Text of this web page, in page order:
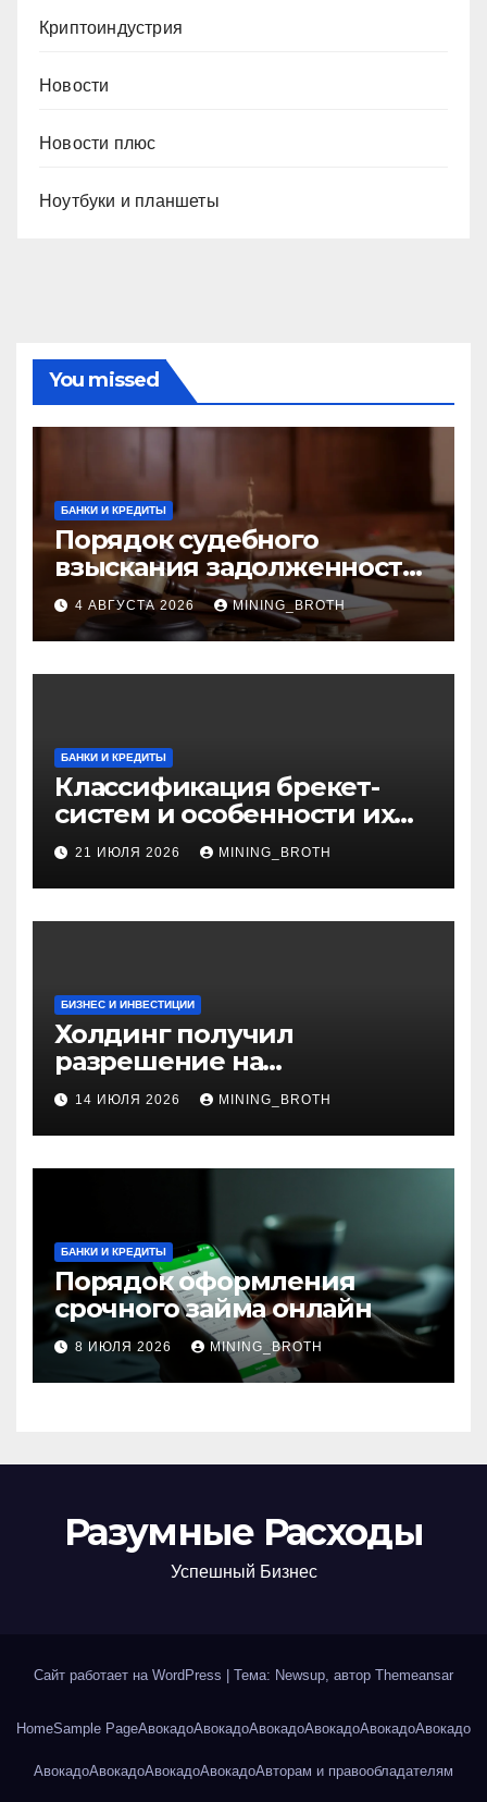
Криптоиндустрия
Новости
Новости плюс
Ноутбуки и планшеты
You missed
БАНКИ И КРЕДИТЫ
Порядок судебного
взыскания задолженности:
ключевые стадии и
нюансы
4 АВГУСТА 2026 MINING_BROTH
БАНКИ И КРЕДИТЫ
Классификация брекет-
систем и особенности их
установки
21 ИЮЛЯ 2026 MINING_BROTH
БИЗНЕС И ИНВЕСТИЦИИ
Холдинг получил
разрешение на
приобретение банка в
Турции
14 ИЮЛЯ 2026 MINING_BROTH
БАНКИ И КРЕДИТЫ
Порядок оформления
срочного займа онлайн
8 ИЮЛЯ 2026 MINING_BROTH
Разумные Расходы
Успешный Бизнес
Сайт работает на WordPress Тема: Newsup, автор Themeansar
HomeSample PageАвокадоАвокадоАвокадоАвокадоАвокадоАвокадо
АвокадоАвокадоАвокадоАвокадоАвторам и правообладателям